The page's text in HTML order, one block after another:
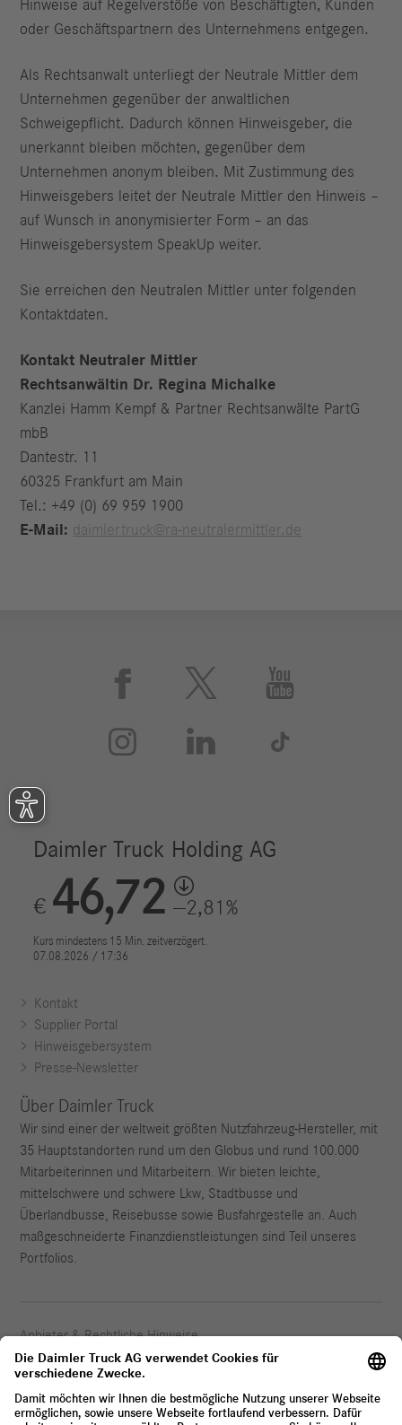
Hinweise auf Regelverstöße von Beschäftigten, Kunden
oder Geschäftspartnern des Unternehmens entgegen.
Als Rechtsanwalt unterliegt der Neutrale Mittler dem
Unternehmen gegenüber der anwaltlichen
Schweigepflicht. Dadurch können Hinweisgeber, die
unerkannt bleiben möchten, gegenüber dem
Unternehmen anonym bleiben. Mit Zustimmung des
Hinweisgebers leitet der Neutrale Mittler den Hinweis –
auf Wunsch in anonymisierter Form – an das
Hinweisgebersystem SpeakUp weiter.
Sie erreichen den Neutralen Mittler unter folgenden
Kontaktdaten.
Kontakt Neutraler Mittler
Rechtsanwältin Dr. Regina Michalke
Kanzlei Hamm Kempf & Partner Rechtsanwälte PartG
mbB
Dantestr. 11
60325 Frankfurt am Main
Tel.: +49 (0) 69 959 1900
E-Mail: daimlertruck@ra-neutralermittler.de
 


 
Kontakt
Supplier Portal
Hinweisgebersystem
Presse-Newsletter
Über Daimler Truck
Wir sind einer der weltweit größten Nutzfahrzeug-Hersteller, mit
35 Hauptstandorten rund um den Globus und rund 100.000
Mitarbeiterinnen und Mitarbeitern. Wir bieten leichte,
mittelschwere und schwere Lkw, Stadtbusse und
Überlandbusse, Reisebusse sowie Busfahrgestelle an. Auch
maßgeschneiderte Finanzdienstleistungen sind Teil unseres
Portfolios.
Anbieter & Rechtliche Hinweise
Datenschutz